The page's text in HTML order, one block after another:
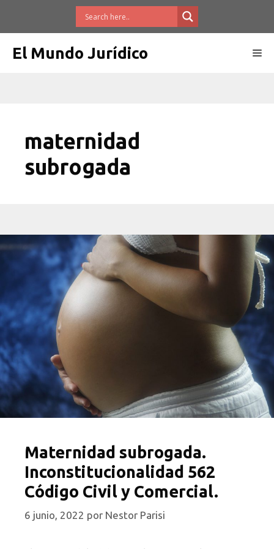
El Mundo Jurídico
maternidad
subrogada
Maternidad subrogada.
Inconstitucionalidad 562
Código Civil y Comercial.
6 junio, 2022 por Nestor Parisi